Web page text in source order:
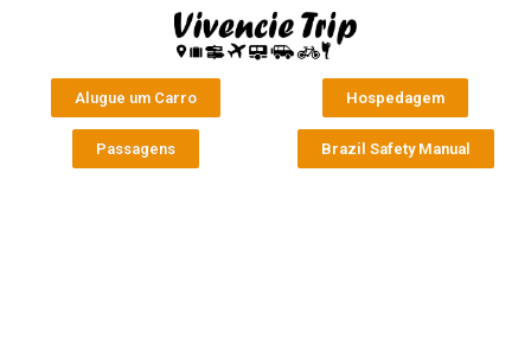
Alugue um Carro Hospedagem
Passagens Brazil Safety Manual